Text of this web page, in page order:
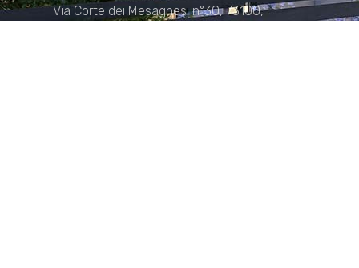
Via Corte dei Mesagnesi n°30, 73100,